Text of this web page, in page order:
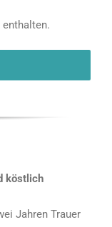
köstlich
Jahren Trauer